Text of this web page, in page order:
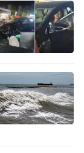
敬意及感恩
、坚定的同
播者！用专
用慈悲之心